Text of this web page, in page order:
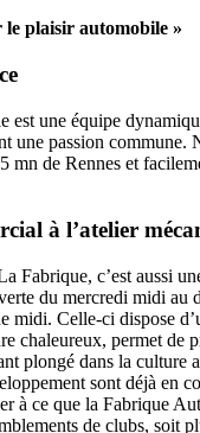
plaisir automobile »
est une équipe
une passion commune.
mn de Rennes et
à l’atelier
Fabrique, c’est aussi
du mercredi midi au
midi. Celle-ci dispose
chaleureux, permet de
plongé dans la culture
sont déjà en
à ce que la Fabrique
de clubs, soit